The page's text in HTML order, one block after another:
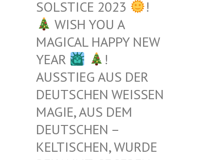
SOLSTICE 2023
!
WISH YOU A
MAGICAL HAPPY NEW
YEAR
!
AUSSTIEG AUS DER
DEUTSCHEN WEISSEN M
AGIE, AUS DEM D
EUTSCHEN – K
ELTISCHEN, WURDE B